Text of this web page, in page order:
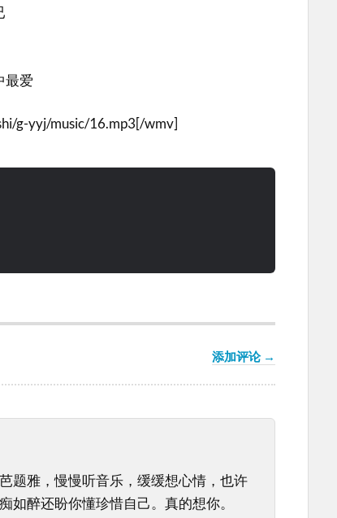
最爱
g-yyj/music/16.mp3[/wmv]
添加评论 →
题雅，慢慢听音乐，缓缓想心情，也许
如醉还盼你懂珍惜自己。真的想你。